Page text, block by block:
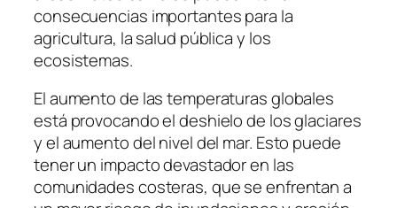
consecuencias importantes para la
agricultura, la salud pública y los
ecosistemas.
El aumento de las temperaturas globales
está provocando el deshielo de los glaciares
y el aumento del nivel del mar. Esto puede
tener un impacto devastador en las
comunidades costeras, que se enfrentan a